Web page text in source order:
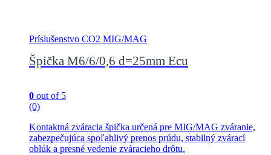
Príslušenstvo CO2 MIG/MAG
Špička M6/6/0,6 d=25mm Ecu
0 out of 5
(0)
Kontaktná zváracia špička určená pre MIG/MAG zváranie,
zabezpečujúca spoľahlivý prenos prúdu, stabilný zvárací
oblúk a presné vedenie zváracieho drôtu.